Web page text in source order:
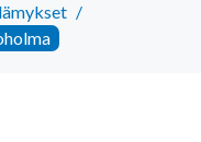
/